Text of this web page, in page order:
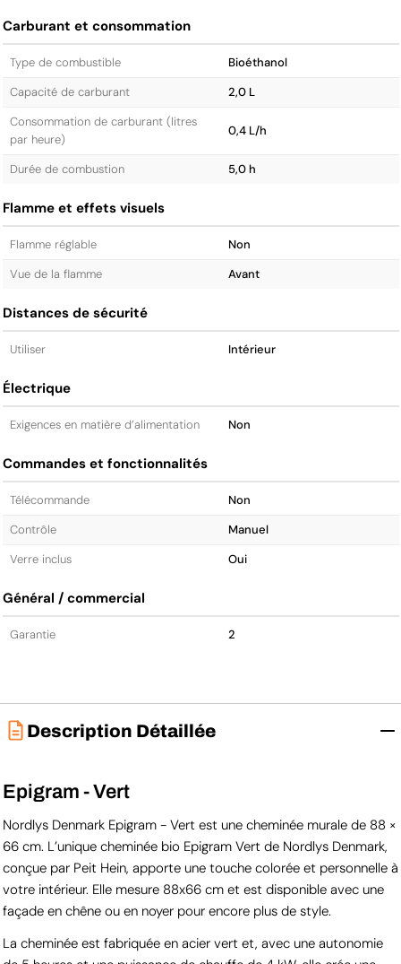
Carburant et consommation
Type de combustible
Bioéthanol
Capacité de carburant
2,0 L
Consommation de carburant (litres
par heure)
0,4 L/h
Durée de combustion 5,0 h
Flamme et effets visuels
Flamme réglable
Non
Vue de la flamme
Avant
Distances de sécurité
Utiliser Intérieur
Électrique
Exigences en matière d’alimentation Non
Commandes et fonctionnalités
Télécommande
Non
Contrôle
Manuel
Verre inclus
Oui
Général / commercial
Garantie 2
Description Détaillée
Epigram - Vert
Nordlys Denmark Epigram - Vert est une cheminée murale de 88 ×
66 cm. L’unique cheminée bio Epigram Vert de Nordlys Denmark,
conçue par Peit Hein, apporte une touche colorée et personnelle à
votre intérieur. Elle mesure 88x66 cm et est disponible avec une
façade en chêne ou en noyer pour encore plus de style.
La cheminée est fabriquée en acier vert et, avec une autonomie